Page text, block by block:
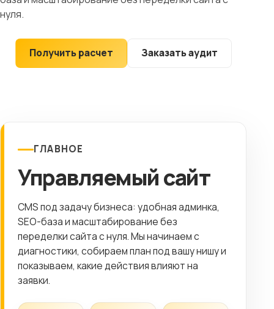
История
ГОРОД
город
8 (499) 11-33-654
нуля.
Получить расчет Заказать аудит
ГЛАВНОЕ
Управляемый сайт
CMS под задачу бизнеса: удобная админка,
SEO-база и масштабирование без
переделки сайта с нуля. Мы начинаем с
диагностики, собираем план под вашу нишу и
показываем, какие действия влияют на
заявки.